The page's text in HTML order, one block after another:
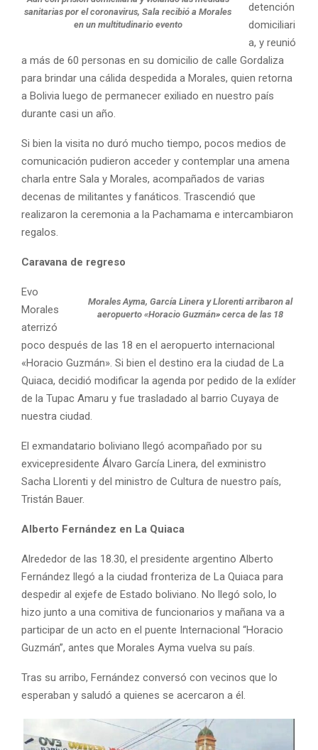
sanitarias por el coronavirus, Sala recibió a Morales
en un multitudinario evento
detención
domiciliari
a, y reunió
a más de 60 personas en su domicilio de calle Gordaliza
para brindar una cálida despedida a Morales, quien retorna
a Bolivia luego de permanecer exiliado en nuestro país
durante casi un año.
Si bien la visita no duró mucho tiempo, pocos medios de
comunicación pudieron acceder y contemplar una amena
charla entre Sala y Morales, acompañados de varias
decenas de militantes y fanáticos. Trascendió que
realizaron la ceremonia a la Pachamama e intercambiaron
regalos.
Caravana de regreso
Morales Ayma, García Linera y Llorenti arribaron al
aeropuerto «Horacio Guzmán» cerca de las 18
Evo
Morales
aterrizó
poco después de las 18 en el aeropuerto internacional
«Horacio Guzmán». Si bien el destino era la ciudad de La
Quiaca, decidió modificar la agenda por pedido de la exlíder
de la Tupac Amaru y fue trasladado al barrio Cuyaya de
nuestra ciudad.
El exmandatario boliviano llegó acompañado por su
exvicepresidente Álvaro García Linera, del exministro
Sacha Llorenti y del ministro de Cultura de nuestro país,
Tristán Bauer.
Alberto Fernández en La Quiaca
Alrededor de las 18.30, el presidente argentino Alberto
Fernández llegó a la ciudad fronteriza de La Quiaca para
despedir al exjefe de Estado boliviano. No llegó solo, lo
hizo junto a una comitiva de funcionarios y mañana va a
participar de un acto en el puente Internacional “Horacio
Guzmán”, antes que Morales Ayma vuelva su país.
Tras su arribo, Fernández conversó con vecinos que lo
esperaban y saludó a quienes se acercaron a él.